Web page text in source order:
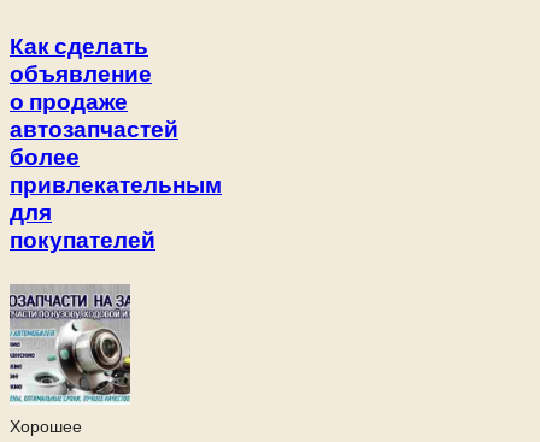
Как сделать
объявление
о продаже
автозапчастей
более
привлекательным
для
покупателей
Хорошее